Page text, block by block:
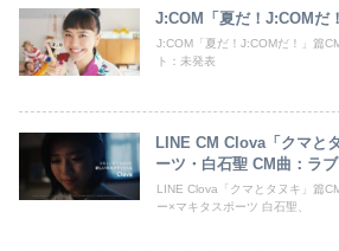
J:COM「夏だ！J:COMだ
J:COM「夏だ！J:COMだ！」篇
ト：未発表
LINE CM Clova「クマと
ーツ・白石聖 CM曲：ラ
LINE Clova「クマとタヌキ」篇
ー×マキタスポーツ 白石聖、